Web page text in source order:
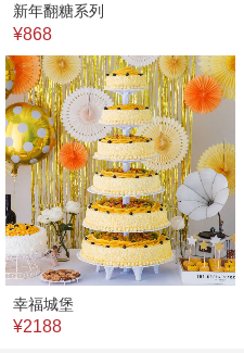
新年翻糖系列
¥868
幸福城堡
¥2188